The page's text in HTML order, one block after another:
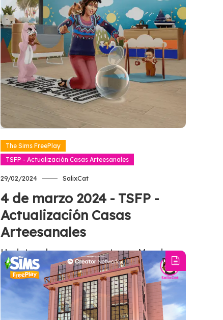
ti! ¿Y lo mejor de todo? Tus Sims podrán
buscar algo de gresca con la nueva
acción "Iniciar una pelea", que forma
parte del gran premio.
Tagged#EACreatorNetwork , #EAPartner,
#TheSimsFreeplay,Update
Read more
The Sims FreePlay
TSFP - Actualización Casas Arteesanales
29/02/2024 SalixCat
4 de marzo 2024 - TSFP -
Actualización Casas
Arteesanales
Update release on app stores: Monday,
4th of March 2024. Time: 9:30 p.m. UTC.
Please notice time and date can be
subject to change. You can find more